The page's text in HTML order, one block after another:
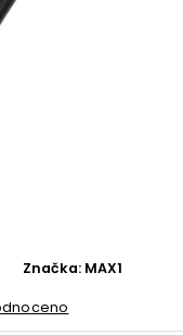
Značka: MAX1